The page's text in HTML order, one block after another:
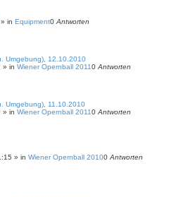
» in Equipment0 Antworten
Umgebung), 12.10.2010
» in Wiener Opernball 20110 Antworten
Umgebung), 11.10.2010
» in Wiener Opernball 20110 Antworten
» in Wiener Opernball 20100 Antworten